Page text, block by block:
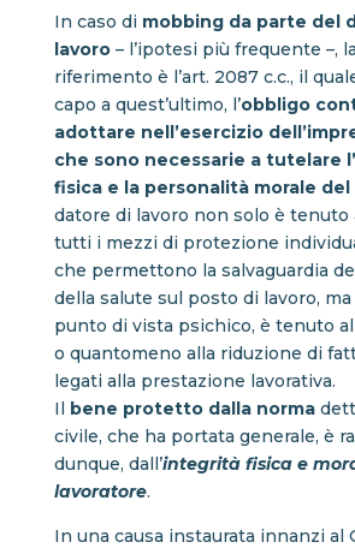
In caso di mobbing da parte del
lavoro– l’ipotesi più frequente –,
riferimento è l’art. 2087 c.c., il
capo a quest’ultimo, l’obbligo
adottare nell’esercizio
che sono necessarie a tutelare
fisica e la personalità morale
datore di lavoro non solo è tenuto
tutti i mezzi di protezione
che permettono la salvaguardia
della salute sul posto di lavoro,
punto di vista psichico, è tenuto
o quantomeno alla riduzione di
legati alla prestazione lavorativa.
Il bene protetto dalla norma
civile, che ha portata generale, è
dunque, dall’integrità fisica e
lavoratore.
In una causa instaurata innanzi al